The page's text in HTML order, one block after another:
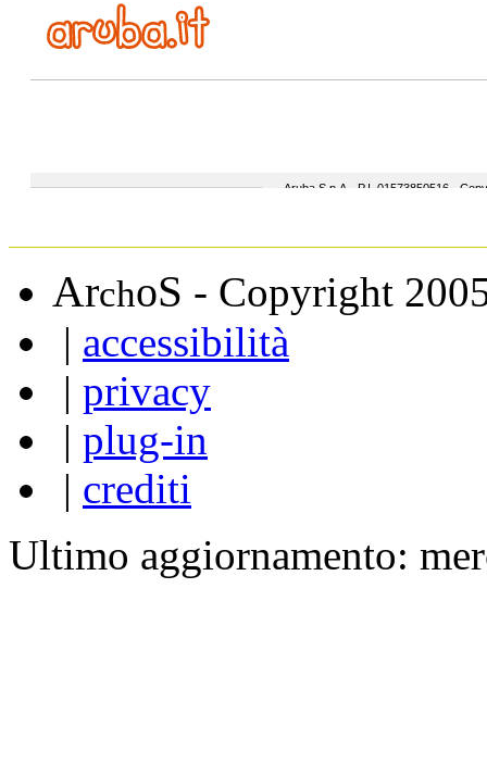
ArchoS - Copyright
| accessibilità
| privacy
| plug-in
| crediti
Ultimo aggiornamento: